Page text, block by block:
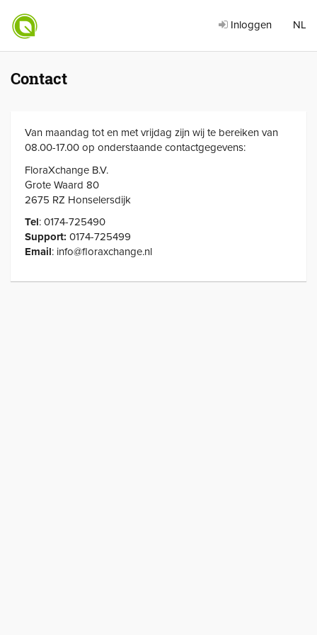
Inloggen NL
Contact
Van maandag tot en met vrijdag zijn wij te bereiken van
08.00-17.00 op onderstaande contactgegevens:
FloraXchange B.V.
Grote Waard 80
2675 RZ Honselersdijk
Tel: 0174-725490
Support: 0174-725499
Email: info@floraxchange.nl